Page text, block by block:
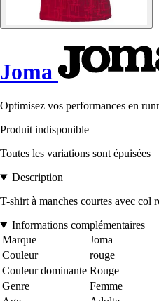
Joma
Optimisez vos performances en
Produit indisponible
Toutes les variations sont épuisées
Description
T-shirt à manches courtes avec
Informations complémentaires
Marque
Joma
Couleur
rouge
Couleur dominante Rouge
Genre
Femme